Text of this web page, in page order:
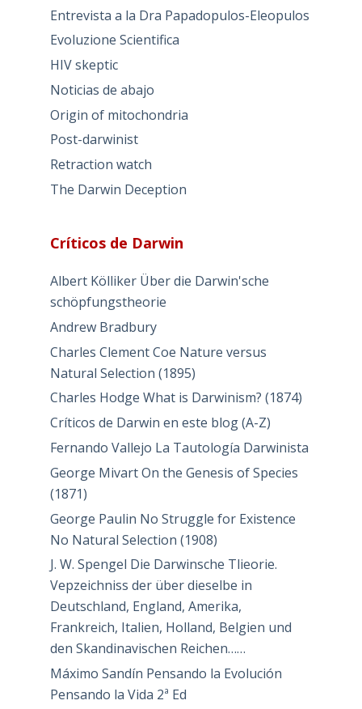
Entrevista a la Dra Papadopulos-Eleopulos
Evoluzione Scientifica
HIV skeptic
Noticias de abajo
Origin of mitochondria
Post-darwinist
Retraction watch
The Darwin Deception
Críticos de Darwin
Albert Kölliker Über die Darwin'sche
schöpfungstheorie
Andrew Bradbury
Charles Clement Coe Nature versus
Natural Selection (1895)
Charles Hodge What is Darwinism? (1874)
Críticos de Darwin en este blog (A-Z)
Fernando Vallejo La Tautología Darwinista
George Mivart On the Genesis of Species
(1871)
George Paulin No Struggle for Existence
No Natural Selection (1908)
J. W. Spengel Die Darwinsche Tlieorie.
Vepzeichniss der über dieselbe in
Deutschland, England, Amerika,
Frankreich, Italien, Holland, Belgien und
den Skandinavischen Reichen……
Máximo Sandín Pensando la Evolución
Pensando la Vida 2ª Ed